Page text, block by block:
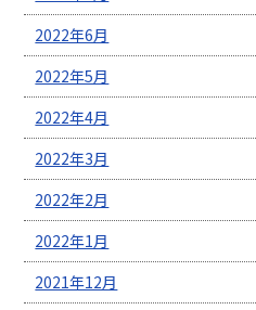
2022年6月
2022年5月
2022年4月
2022年3月
2022年2月
2022年1月
2021年12月